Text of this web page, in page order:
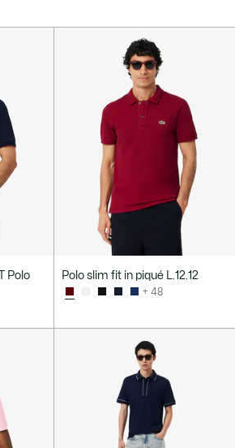
Polo
Polo slim fit in piqué L.12.12
+ 48